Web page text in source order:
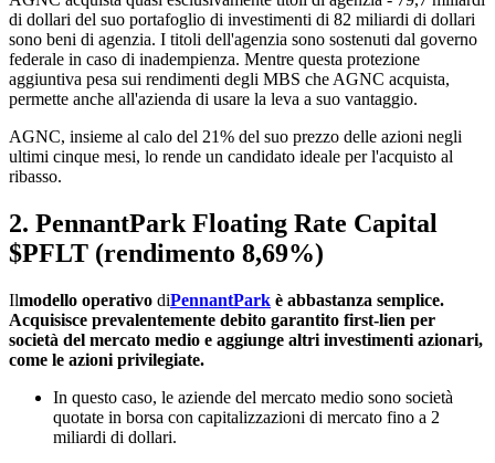
di dollari del suo portafoglio di investimenti di 82 miliardi di dollari
sono beni di agenzia. I titoli dell'agenzia sono sostenuti dal governo
federale in caso di inadempienza. Mentre questa protezione
aggiuntiva pesa sui rendimenti degli MBS che AGNC acquista,
permette anche all'azienda di usare la leva a suo vantaggio.
AGNC, insieme al calo del 21% del suo prezzo delle azioni negli
ultimi cinque mesi, lo rende un candidato ideale per l'acquisto al
ribasso.
2. PennantPark Floating Rate Capital
$PFLT (rendimento 8,69%)
Ilmodello operativo diPennantPark è abbastanza semplice.
Acquisisce prevalentemente debito garantito first-lien per
società del mercato medio e aggiunge altri investimenti azionari,
come le azioni privilegiate.
In questo caso, le aziende del mercato medio sono società
quotate in borsa con capitalizzazioni di mercato fino a 2
miliardi di dollari.